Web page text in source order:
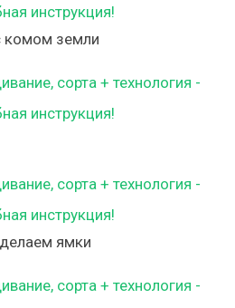
комом земли
ямки